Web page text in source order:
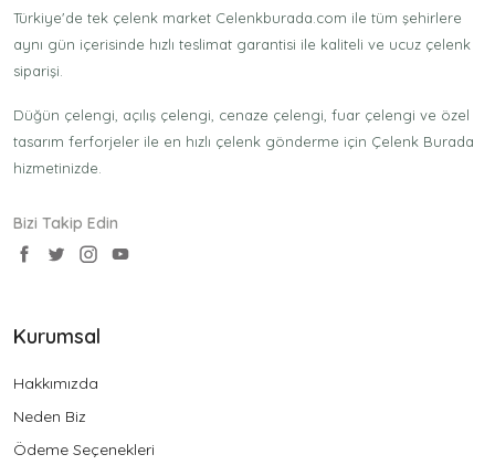
Türkiye'de tek çelenk market Celenkburada.com ile tüm şehirlere
aynı gün içerisinde hızlı teslimat garantisi ile kaliteli ve ucuz çelenk
siparişi.
Düğün çelengi, açılış çelengi, cenaze çelengi, fuar çelengi ve özel
tasarım ferforjeler ile en hızlı çelenk gönderme için Çelenk Burada
hizmetinizde.
Bizi Takip Edin
Kurumsal
Hakkımızda
Neden Biz
Ödeme Seçenekleri